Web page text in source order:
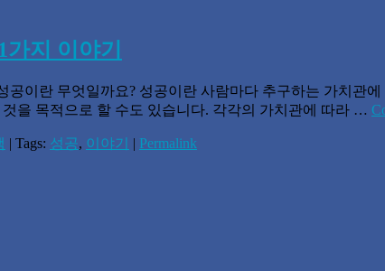
지 이야기
공이란 무엇일까요? 성공이란 사람마다 추구하는 가치관
을 목적으로 할 수도 있습니다. 각각의 가치관에 따라 …
| Tags: 성공, 이야기 | Permalink